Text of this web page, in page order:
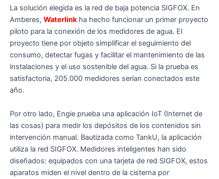
La solución elegida es la red de baja potencia SIGFOX. En
Amberes, Waterlinkha hecho funcionar un primer proyecto
piloto para la conexión de los medidores de agua. El
proyecto tiene por objeto simplificar el seguimiento del
consumo, detectar fugas y facilitar el mantenimiento de las
instalaciones y el uso sostenible del agua. Si la prueba es
satisfactoria, 205.000 medidores serían conectados este
año.
Por otro lado, Engie prueba una aplicación IoT (Internet de
las cosas) para medir los depósitos de los contenidos sin
intervención manual. Bautizada como TankU, la aplicación
utiliza la red SIGFOX. Medidores inteligentes han sido
diseñados: equipados con una tarjeta de red SIGFOX, estos
aparatos miden el nivel dentro de la cisterna por